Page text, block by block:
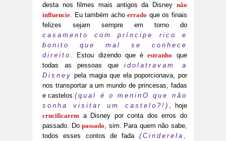
desta nos filmes mais antigos da Disney não
influencie . Eu também achoerrado que os finais
felizes sejam sempre em torno do
casamento com príncipe rico e
bonito que mal se conhece
direito
. Estou dizendo que éestranho que
todas as pessoas queidolatravam a
Disney pela magia que ela poporcionava, por
nos transportar a um mundo de princesas, fadas
e castelos(qual é o meninO que não
sonha visitar um castelo?!)
, hoje
crucificarem a Disney por conta dos erros do
passado. Dopassado , sim. Para quem não sabe,
todos esses contos de fada (Cinderela,